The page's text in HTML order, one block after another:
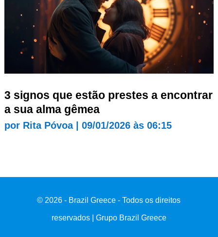
3 signos que estão prestes a encontrar
a sua alma gêmea
por Rita Póvoa| 09/01/2026 às 06:15
© 2026 - Brazil Greece - Todos os direitos
reservados | Grupo Brazil Greece